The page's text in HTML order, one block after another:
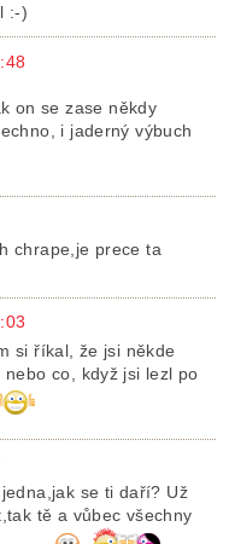
:-)
on se zase někdy
i jaderný výbuch
chrape,je prece ta
si říkal, že jsi někde
co, když jsi lezl po
se ti daří? Už
tě a vůbec všechny